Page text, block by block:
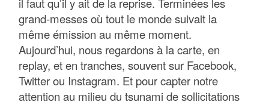
grand-messes où tout le monde suivait la
même émission au même moment.
Aujourd’hui, nous regardons à la carte, en
replay, et en tranches, souvent sur Facebook,
Twitter ou Instagram. Et pour capter notre
attention au milieu du tsunami de sollicitations